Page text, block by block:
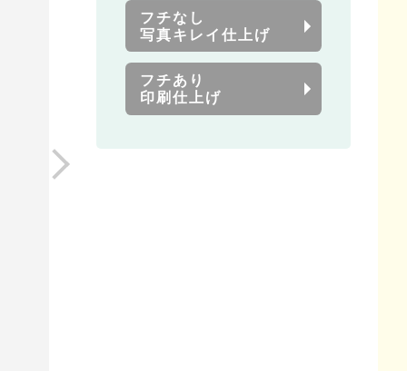
フチなし
写真キレイ仕上げ
フチあり
印刷仕上げ